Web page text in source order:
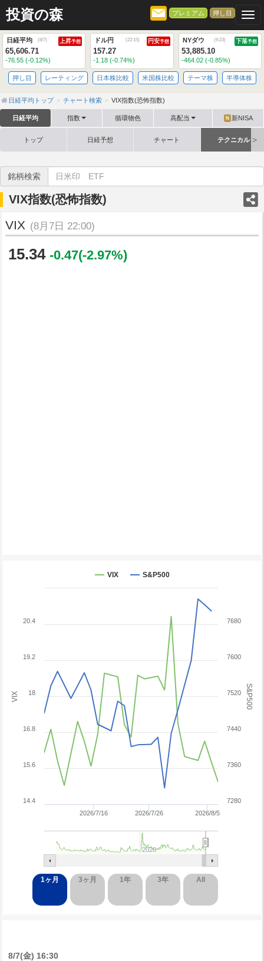
投資の森 プレミアム 押し目
日経平均 (8/7) 上昇予想
65,606.71
-76.55 (-0.12%)
ドル円 (22:15) 円安予想
157.27
-1.18 (-0.74%)
NYダウ (6:23) 下落予想
53,885.10
-464.02 (-0.85%)
押し目 レーティング 日本株比較 米国株比較 テーマ株 半導体株
日経平均トップ チャート検索 VIX指数(恐怖指数)
日経平均 指数 循環物色 高配当 N 新NISA
トップ 日経予想 チャート テクニカル
銘柄検索
VIX指数(恐怖指数)
VIX (8月7日 22:00)
15.34-0.47(-2.97%)
VIX S&P500
2026/7/16 2026/7/26 2026/8/5
2020
14.4
19.2
15.6
16.8
18
20.4
7440
7680
7280
7360
7520
7600
1ヶ月 3ヶ月 1年 3年 All
VIX S&P500
8/7(金) 16:30